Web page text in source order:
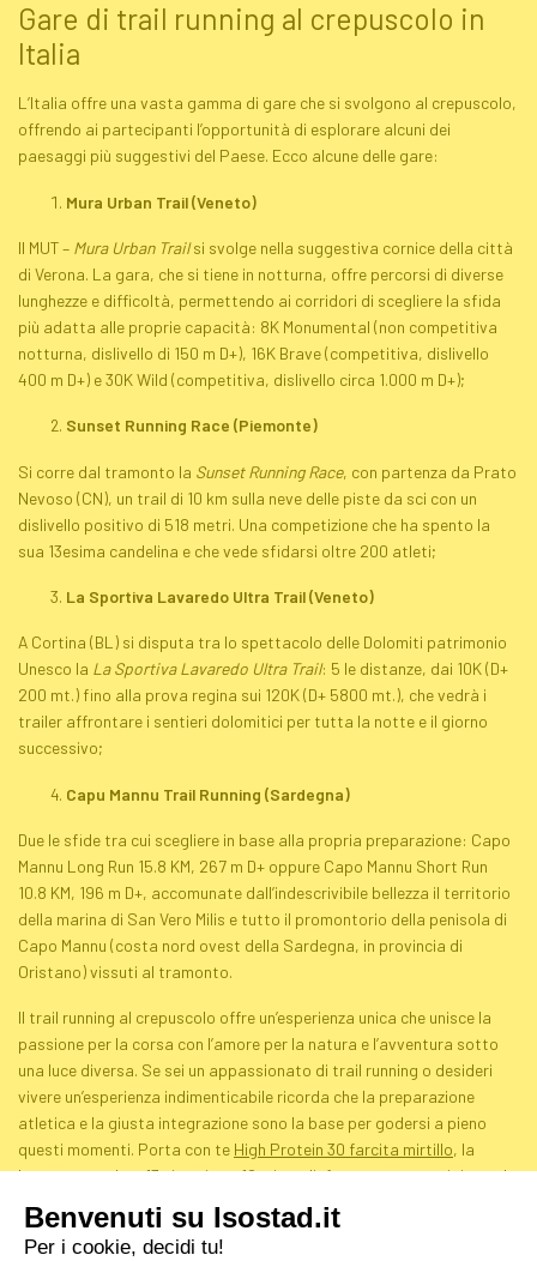
Gare di trail running al crepuscolo in
Italia
L’Italia offre una vasta gamma di gare che si svolgono al crepuscolo,
offrendo ai partecipanti l’opportunità di esplorare alcuni dei
paesaggi più suggestivi del Paese. Ecco alcune delle gare:
Mura Urban Trail(Veneto)
Il MUT – Mura Urban Trailsi svolge nella suggestiva cornice della città
di Verona. La gara, che si tiene in notturna, offre percorsi di diverse
lunghezze e difficoltà, permettendo ai corridori di scegliere la sfida
più adatta alle proprie capacità: 8K Monumental (non competitiva
notturna, dislivello di 150 m D+), 16K Brave (competitiva, dislivello
400 m D+) e 30K Wild (competitiva, dislivello circa 1.000 m D+);
Sunset Running Race (Piemonte)
Si corre dal tramonto la SunsetRunningRace, con partenza da Prato
Nevoso (CN), un trail di 10 km sulla neve delle piste da sci con un
dislivello positivo di 518 metri. Una competizione che ha spento la
sua 13esima candelina e che vede sfidarsi oltre 200 atleti;
La Sportiva Lavaredo Ultra Trail(Veneto)
A Cortina (BL) si disputa tra lo spettacolo delle Dolomiti patrimonio
Unesco la La Sportiva Lavaredo Ultra Trail: 5 le distanze, dai 10K (D+
200 mt.) fino alla prova regina sui 120K (D+ 5800 mt.), che vedrà i
trailer affrontare i sentieri dolomitici per tutta la notte e il giorno
successivo;
Capu Mannu Trail Running (Sardegna)
Due le sfide tra cui scegliere in base alla propria preparazione: Capo
Mannu Long Run 15.8 KM, 267 m D+ oppure Capo Mannu Short Run
10.8 KM, 196 m D+, accomunate dall’indescrivibile bellezza il territorio
della marina di San Vero Milis e tutto il promontorio della penisola di
Capo Mannu (costa nord ovest della Sardegna, in provincia di
Oristano) vissuti al tramonto.
Il trail running al crepuscolo offre un’esperienza unica che unisce la
passione per la corsa con l’amore per la natura e l’avventura sotto
una luce diversa. Se sei un appassionato di trail running o desideri
vivere un’esperienza indimenticabile ricorda che la preparazione
atletica e la giusta integrazione sono la base per godersi a pieno
questi momenti. Porta con te High Protein 30 farcita mirtillo, la
barretta con ben 13 vitamine e 10 minerali, fragrante e con ripieno al
massimo la tua passione sportiva.